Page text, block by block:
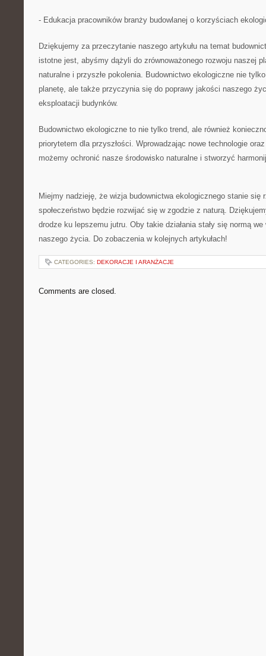
-⁤ Edukacja pracowników branży budowlanej o korzyściach‌
Dziękujemy ‍za ​przeczytanie naszego artykułu na​ temat
‌istotne jest,⁢ abyśmy‍ dążyli ‌do​ zrównoważonego rozwoju naszej
naturalne i przyszłe pokolenia. Budownictwo ekologiczne ⁢nie
planetę, ale‍ także przyczynia się do​ poprawy jakości naszego
eksploatacji budynków.
Budownictwo ekologiczne ⁣to nie‌ tylko trend, ale również
⁢priorytetem dla przyszłości. ⁤Wprowadzając ‍nowe technologie
możemy ochronić nasze środowisko ‍naturalne i ⁤stworzyć​
Miejmy nadzieję, że wizja budownictwa‍ ekologicznego stanie ‍się
społeczeństwo ‌będzie‌ rozwijać się w⁢ zgodzie z naturą.
drodze ku lepszemu jutru. Oby takie działania⁢ stały się normą
naszego ‌życia. ⁣Do zobaczenia w kolejnych artykułach!
CATEGORIES: DEKORACJE I ARANŻACJE
Comments are closed.